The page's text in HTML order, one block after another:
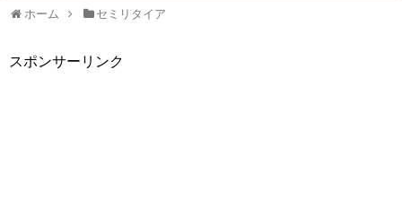
ホーム セミリタイア
スポンサーリンク